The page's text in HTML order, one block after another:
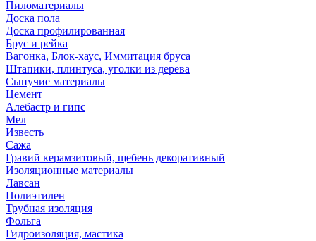
Пиломатериалы
Доска пола
Доска профилированная
Брус и рейка
Вагонка, Блок-хаус, Иммитация бруса
Штапики, плинтуса, уголки из дерева
Сыпучие материалы
Цемент
Алебастр и гипс
Мел
Известь
Сажа
Гравий керамзитовый, щебень декоративный
Изоляционные материалы
Лавсан
Полиэтилен
Трубная изоляция
Фольга
Гидроизоляция, мастика